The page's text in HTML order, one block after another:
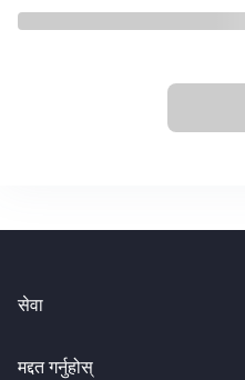
सेवा
मद्दत गर्नुहोस्